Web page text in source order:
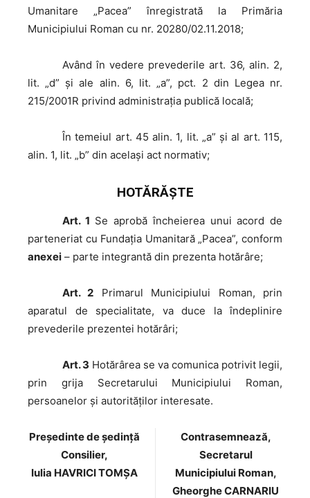
Umanitare „Pacea” înregistrată la Primăria
Municipiului Roman cu nr. 20280/02.11.2018;
Având în vedere prevederile art. 36, alin. 2,
lit. „d” şi ale alin. 6, lit. „a”, pct. 2 din Legea nr.
215/2001R privind administraţia publică locală;
În temeiul art. 45 alin. 1, lit. „a” şi al art. 115,
alin. 1, lit. „b” din același act normativ;
HOTĂRĂŞTE
Art. 1 Se aprobă încheierea unui acord de
parteneriat cu Fundația Umanitară „Pacea”, conform
anexei – parte integrantă din prezenta hotărâre;
Art. 2 Primarul Municipiului Roman, prin
aparatul de specialitate, va duce la îndeplinire
prevederile prezentei hotărâri;
Art. 3 Hotărârea se va comunica potrivit legii,
prin grija Secretarului Municipiului Roman,
persoanelor şi autorităţilor interesate.
Preşedinte de şedinţă
Consilier,
Iulia HAVRICI TOMȘA
Contrasemnează,
Secretarul
Municipiului Roman,
Gheorghe CARNARIU